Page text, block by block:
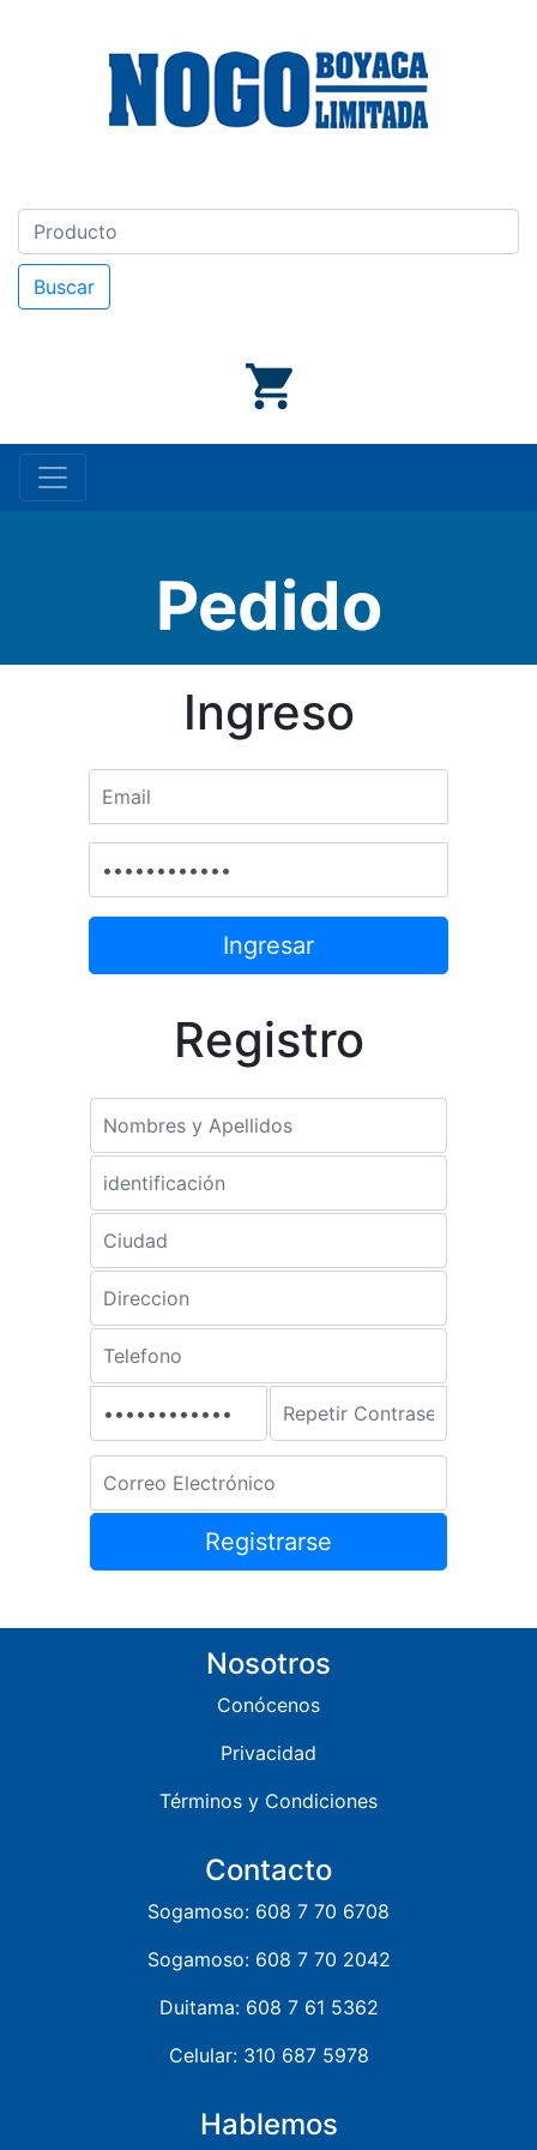
Buscar
Pedido
Ingreso
Registro
Nosotros
Conócenos
Privacidad
Términos y Condiciones
Contacto
Sogamoso: 608 7 70 6708
Sogamoso: 608 7 70 2042
Duitama: 608 7 61 5362
Celular: 310 687 5978
Hablemos